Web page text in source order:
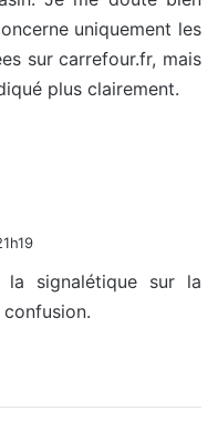
uniquement les
sur carrefour.fr, mais
plus clairement.
la signalétique sur la